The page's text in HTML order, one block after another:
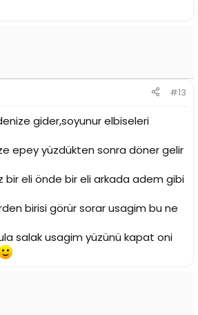
#13
gider,soyunur elbiseleri
epey yüzdükten sonra döner gelir
bir eli önde bir eli arkada adem gibi
birisi görür sorar usagim bu ne
salak usagim yüzünü kapat oni